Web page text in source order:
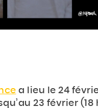
a lieu le 24
23 février (18